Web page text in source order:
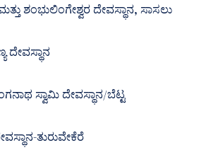
ಶಂಭುಲಿಂಗೇಶ್ವರ ದೇವಸ್ಥಾನ, ಸಾಸಲು
ದೇವಸ್ಥಾನ
ಸ್ವಾಮಿ ದೇವಸ್ಥಾನ/ಬೆಟ್ಟ
ತುರುವೇಕೆರೆ